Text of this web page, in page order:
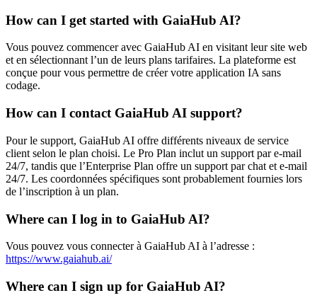
How can I get started with GaiaHub AI?
Vous pouvez commencer avec GaiaHub AI en visitant leur site web
et en sélectionnant l’un de leurs plans tarifaires. La plateforme est
conçue pour vous permettre de créer votre application IA sans
codage.
How can I contact GaiaHub AI support?
Pour le support, GaiaHub AI offre différents niveaux de service
client selon le plan choisi. Le Pro Plan inclut un support par e-mail
24/7, tandis que l’Enterprise Plan offre un support par chat et e-mail
24/7. Les coordonnées spécifiques sont probablement fournies lors
de l’inscription à un plan.
Where can I log in to GaiaHub AI?
Vous pouvez vous connecter à GaiaHub AI à l’adresse :
https://www.gaiahub.ai/
Where can I sign up for GaiaHub AI?